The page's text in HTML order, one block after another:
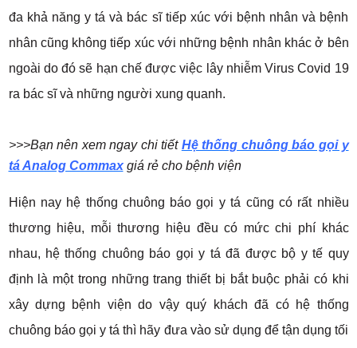
đa khả năng y tá và bác sĩ tiếp xúc với bệnh nhân và bệnh
nhân cũng không tiếp xúc với những bệnh nhân khác ở bên
ngoài do đó sẽ hạn chế được việc lây nhiễm Virus Covid 19
ra bác sĩ và những người xung quanh.
>>>Bạn nên xem ngay chi tiết Hệ thống chuông báo gọi y
tá Analog Commaxgiá rẻ cho bệnh viện
Hiện nay hệ thống chuông báo gọi y tá cũng có rất nhiều
thương hiệu, mỗi thương hiệu đều có mức chi phí khác
nhau, hệ thống chuông báo gọi y tá đã được bộ y tế quy
định là một trong những trang thiết bị bắt buộc phải có khi
xây dựng bệnh viện do vậy quý khách đã có hệ thống
chuông báo gọi y tá thì hãy đưa vào sử dụng để tận dụng tối